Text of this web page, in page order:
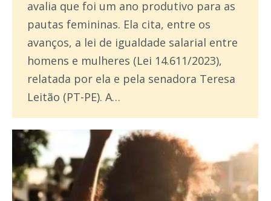
avalia que foi um ano produtivo para as
pautas femininas. Ela cita, entre os
avanços, a lei de igualdade salarial entre
homens e mulheres (Lei 14.611/2023),
relatada por ela e pela senadora Teresa
Leitão (PT-PE). A…